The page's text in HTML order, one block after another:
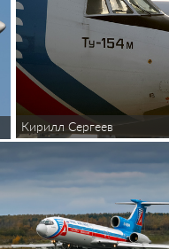
Кирилл Сергеев